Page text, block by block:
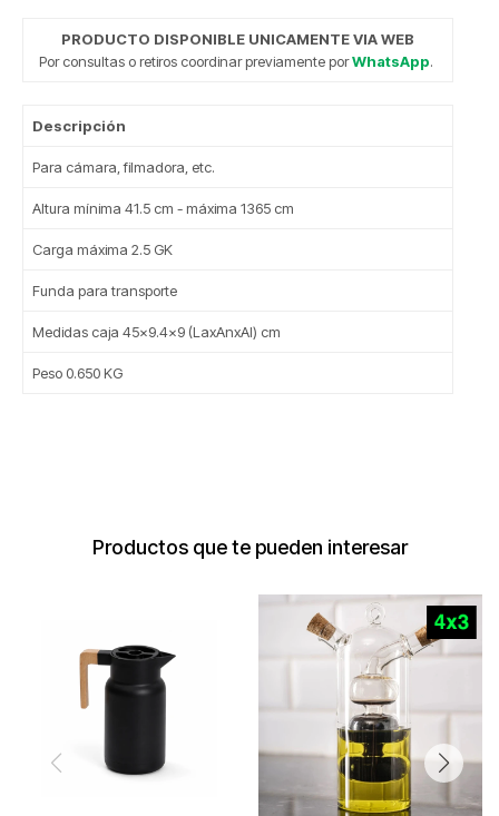
PRODUCTO DISPONIBLE UNICAMENTE VIA WEB
Por consultas o retiros coordinar previamente porWhatsApp.
Descripción
Para cámara, filmadora, etc.
Altura mínima 41.5 cm - máxima 1365 cm
Carga máxima 2.5 GK
Funda para transporte
Medidas caja 45x9.4x9 (LaxAnxAl) cm
Peso 0.650 KG
Productos que te pueden interesar